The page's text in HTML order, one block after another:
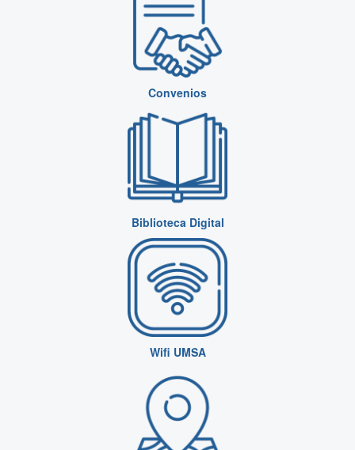
Convenios
Biblioteca Digital
Wifi UMSA